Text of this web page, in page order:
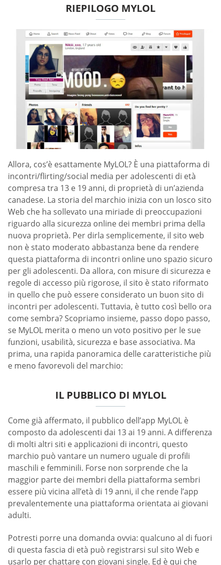
RIEPILOGO MYLOL
Allora, cos’è esattamente MyLOL? È una piattaforma di
incontri/flirting/social media per adolescenti di età
compresa tra 13 e 19 anni, di proprietà di un’azienda
canadese. La storia del marchio inizia con un losco sito
Web che ha sollevato una miriade di preoccupazioni
riguardo alla sicurezza online dei membri prima della
nuova proprietà. Per dirla semplicemente, il sito web
non è stato moderato abbastanza bene da rendere
questa piattaforma di incontri online uno spazio sicuro
per gli adolescenti. Da allora, con misure di sicurezza e
regole di accesso più rigorose, il sito è stato riformato
in quello che può essere considerato un buon sito di
incontri per adolescenti. Tuttavia, è tutto così bello ora
come sembra? Scopriamo insieme, passo dopo passo,
se MyLOL merita o meno un voto positivo per le sue
funzioni, usabilità, sicurezza e base associativa. Ma
prima, una rapida panoramica delle caratteristiche più
e meno favorevoli del marchio:
IL PUBBLICO DI MYLOL
Come già affermato, il pubblico dell’app MyLOL è
composto da adolescenti dai 13 ai 19 anni. A differenza
di molti altri siti e applicazioni di incontri, questo
marchio può vantare un numero uguale di profili
maschili e femminili. Forse non sorprende che la
maggior parte dei membri della piattaforma sembri
essere più vicina all’età di 19 anni, il che rende l’app
prevalentemente una piattaforma orientata ai giovani
adulti.
Potresti porre una domanda ovvia: qualcuno al di fuori
di questa fascia di età può registrarsi sul sito Web e
usarlo per chattare con giovani single. Ed è qui che